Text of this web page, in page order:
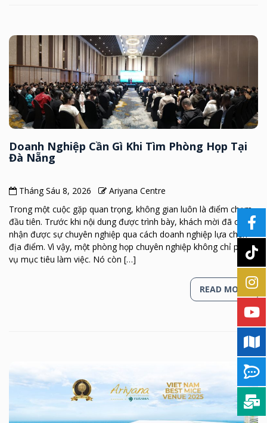
Doanh Nghiệp Cần Gì Khi Tìm Phòng Họp Tại
Đà Nẵng
Tháng Sáu 8, 2026
Ariyana Centre
Trong một cuộc gặp quan trọng, không gian luôn là điểm chạm
đầu tiên. Trước khi nội dung được trình bày, khách mời đã cảm
nhận được sự chuyên nghiệp qua cách doanh nghiệp lựa chọn
địa điểm. Vì vậy, một phòng họp chuyên nghiệp không chỉ phục
vụ mục tiêu làm việc. Nó còn […]
READ MORE